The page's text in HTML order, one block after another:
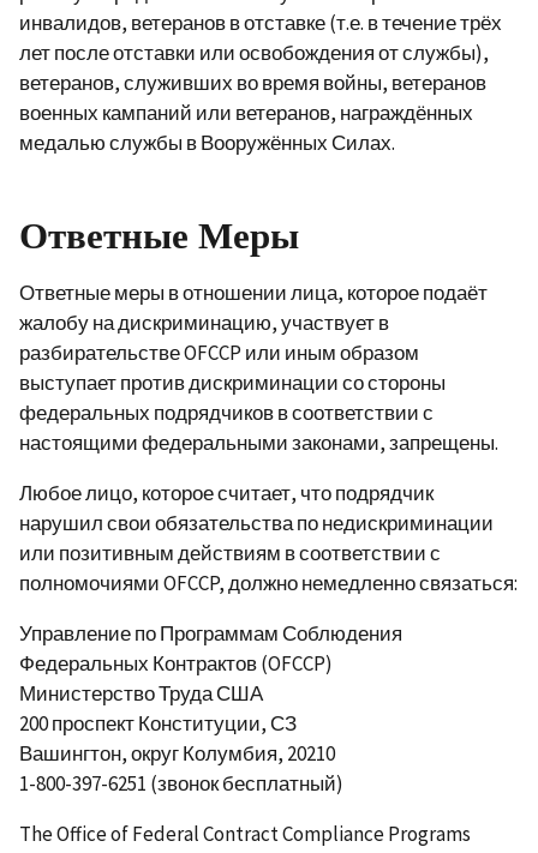
инвалидов, ветеранов в отставке (т.е. в течение трёх
лет после отставки или освобождения от службы),
ветеранов, служивших во время войны, ветеранов
военных кампаний или ветеранов, награждённых
медалью службы в Вооружённых Силах.
Ответные Меры
Ответные меры в отношении лица, которое подаёт
жалобу на дискриминацию, участвует в
разбирательстве OFCCP или иным образом
выступает против дискриминации со стороны
федеральных подрядчиков в соответствии с
настоящими федеральными законами, запрещены.
Любое лицо, которое считает, что подрядчик
нарушил свои обязательства по недискриминации
или позитивным действиям в соответствии с
полномочиями OFCCP, должно немедленно связаться:
Управление по Программам Соблюдения
Федеральных Контрактов (OFCCP)
Министерство Труда США
200 проспект Конституции, СЗ
Вашингтон, округ Колумбия, 20210
1-800-397-6251 (звонок бесплатный)
The Office of Federal Contract Compliance Programs